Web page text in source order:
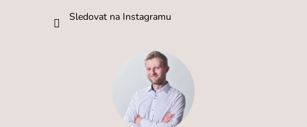
Sledovat na Instagramu